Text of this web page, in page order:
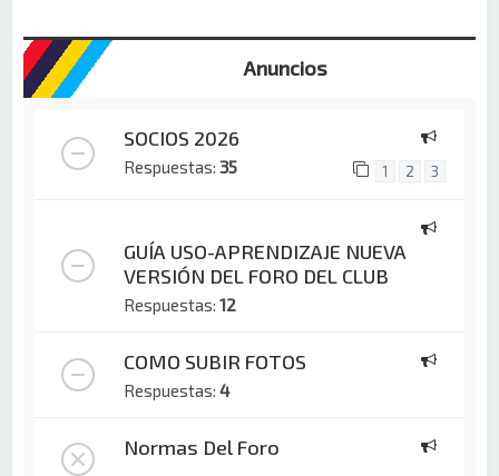
Anuncios
SOCIOS 2026
Respuestas: 35 1 2 3
GUÍA USO-APRENDIZAJE NUEVA
VERSIÓN DEL FORO DEL CLUB
Respuestas:12
COMO SUBIR FOTOS
Respuestas:4
Normas Del Foro